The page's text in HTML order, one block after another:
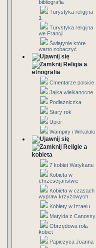
bibliografia
Turystyka religijna
1
Turystyka religijna
we Francji
Świątynie które
warto zobaczyć
Religia a
etnografia
Cmentarze polskie
Jajka wielkanocne
Podłaźniczka
Stary rok
Upiór!
Wampiry i Wilkołaki
Religie a
kobieta
7 kobiet Watykanu
Kobieta w
chrzescijaństwie
Kobieta w czasach
wypraw krzyżowych
Kobiety w Izraelu
Matylda z Canossy
Obrzędowa rola
kobiet
Papieżyca Joanna